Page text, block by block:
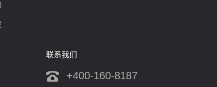
联系我们
+400-160-8187